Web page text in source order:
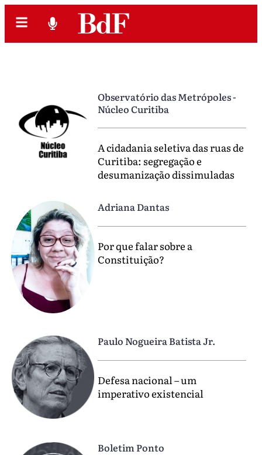
Observatório das Metrópoles -
Núcleo Curitiba
A cidadania seletiva das ruas de
Curitiba: segregação e
desumanização dissimuladas
Adriana Dantas
Por que falar sobre a
Constituição?
Paulo Nogueira Batista Jr.
Defesa nacional – um
imperativo existencial
Boletim Ponto